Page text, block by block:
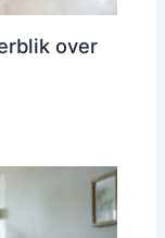
over